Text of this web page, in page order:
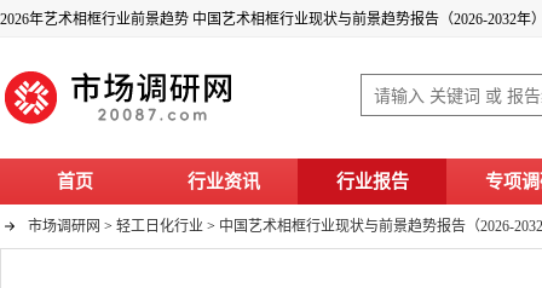
2026年艺术相框行业前景趋势 中国艺术相框行业现状与前景趋势报告（2026-2032年
首页 行业资讯 行业报告 专项
市场调研网 > 轻工日化行业 > 中国艺术相框行业现状与前景趋势报告（2026-